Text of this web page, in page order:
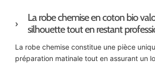
La robe chemise en coton bio
silhouette tout en restant
La robe chemise constitue une pièce
préparation matinale tout en assurant un